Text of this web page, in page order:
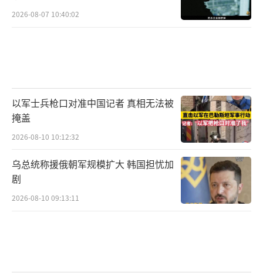
2026-08-07 10:40:02
以军士兵枪口对准中国记者 真相无法被
掩盖
2026-08-10 10:12:32
乌总统称援俄朝军规模扩大 韩国担忧加
剧
2026-08-10 09:13:11